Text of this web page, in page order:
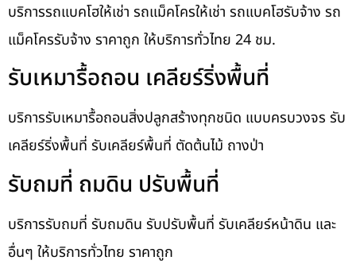
บริการรถแบคโฮให้เช่า รถแม็คโครให้เช่า รถแบคโฮรับจ้าง รถ
แม็คโครรับจ้าง ราคาถูก ให้บริการทั่วไทย 24 ชม.
รับเหมารื้อถอน เคลียร์ริ่งพื้นที่
บริการรับเหมารื้อถอนสิ่งปลูกสร้างทุกชนิด แบบครบวงจร รับ
เคลียร์ริ่งพื้นที่ รับเคลียร์พื้นที่ ตัดต้นไม้ ถางป่า
รับถมที่ ถมดิน ปรับพื้นที่
บริการรับถมที่ รับถมดิน รับปรับพื้นที่ รับเคลียร์หน้าดิน และ
อื่นๆ ให้บริการทั่วไทย ราคาถูก